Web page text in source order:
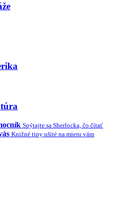
Spýtajte sa Sherlocka, čo čítať
Knižné tipy ušité na mieru vám